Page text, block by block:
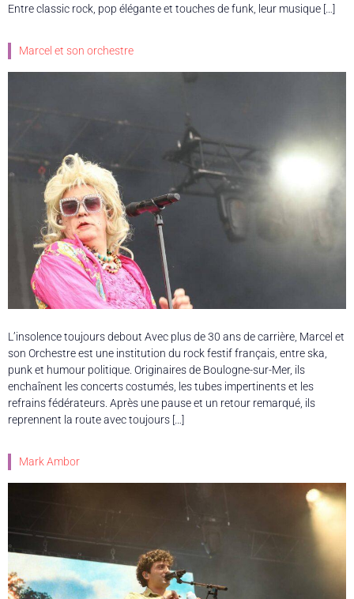
Entre classic rock, pop élégante et touches de funk, leur musique […]
Marcel et son orchestre
L’insolence toujours debout Avec plus de 30 ans de carrière, Marcel et
son Orchestre est une institution du rock festif français, entre ska,
punk et humour politique. Originaires de Boulogne-sur-Mer, ils
enchaînent les concerts costumés, les tubes impertinents et les
refrains fédérateurs. Après une pause et un retour remarqué, ils
reprennent la route avec toujours […]
Mark Ambor